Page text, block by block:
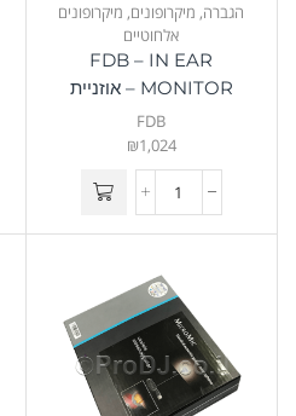
הגברה, מיקרופונים, מיקרופונים
אלחוטיים
FDB – IN EAR
MONITOR – אוזניית
מוניטור אלחוטית
FDB
₪1,024